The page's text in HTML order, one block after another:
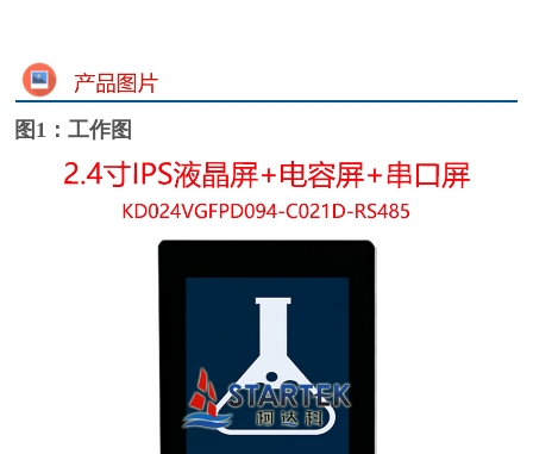
图1：工作图